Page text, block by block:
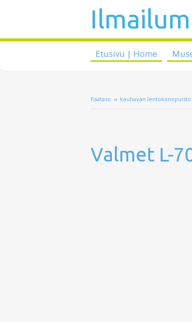
Etusivu | Home
Päätaso ›› Kauhavan
Valmet L-